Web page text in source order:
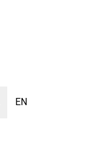
EN